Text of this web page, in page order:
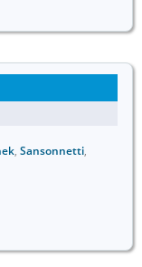
, Sansonnetti,